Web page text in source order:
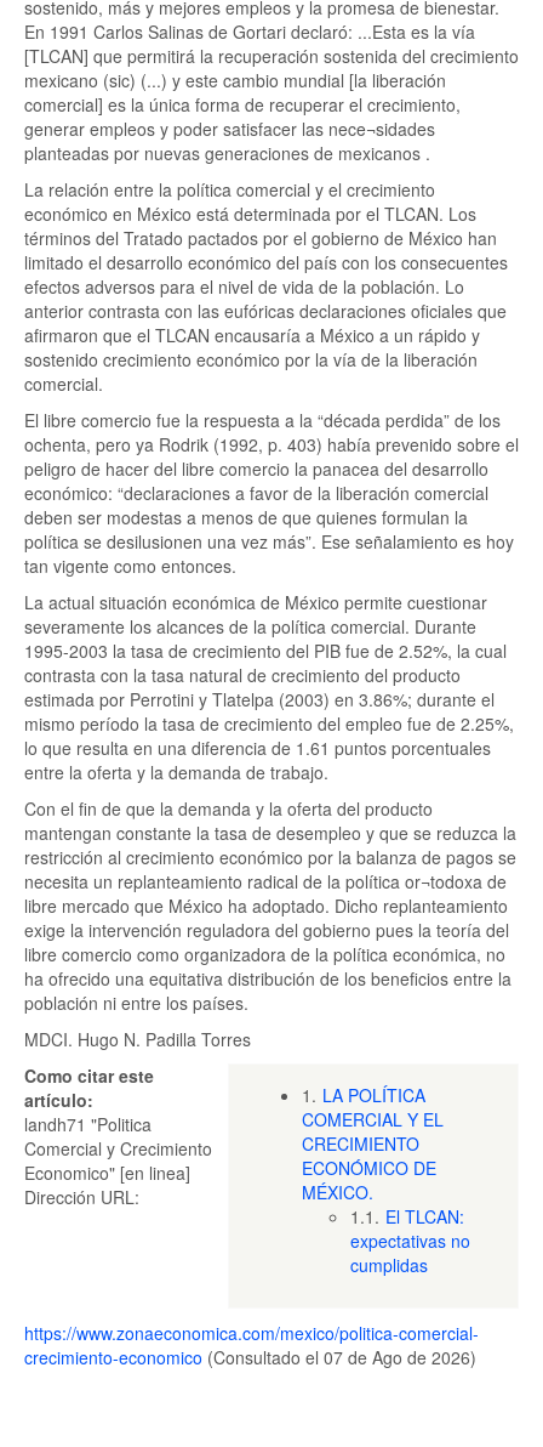
sostenido, más y mejores empleos y la promesa de bienestar.
En 1991 Carlos Salinas de Gortari declaró: ...Esta es la vía
[TLCAN] que permitirá la recuperación sostenida del crecimiento
mexicano (sic) (...) y este cambio mundial [la liberación
comercial] es la única forma de recuperar el crecimiento,
generar empleos y poder satisfacer las nece¬sidades
planteadas por nuevas generaciones de mexicanos .
La relación entre la política comercial y el crecimiento
económico en México está determinada por el TLCAN. Los
términos del Tratado pactados por el gobierno de México han
limitado el desarrollo económico del país con los consecuentes
efectos adversos para el nivel de vida de la población. Lo
anterior contrasta con las eufóricas declaraciones oficiales que
afirmaron que el TLCAN encausaría a México a un rápido y
sostenido crecimiento económico por la vía de la liberación
comercial.
El libre comercio fue la respuesta a la “década perdida” de los
ochenta, pero ya Rodrik (1992, p. 403) había prevenido sobre el
peligro de hacer del libre comercio la panacea del desarrollo
económico: “declaraciones a favor de la liberación comercial
deben ser modestas a menos de que quienes formulan la
política se desilusionen una vez más”. Ese señalamiento es hoy
tan vigente como entonces.
La actual situación económica de México permite cuestionar
severamente los alcances de la política comercial. Durante
1995-2003 la tasa de crecimiento del PIB fue de 2.52%, la cual
contrasta con la tasa natural de crecimiento del producto
estimada por Perrotini y Tlatelpa (2003) en 3.86%; durante el
mismo período la tasa de crecimiento del empleo fue de 2.25%,
lo que resulta en una diferencia de 1.61 puntos porcentuales
entre la oferta y la demanda de trabajo.
Con el fin de que la demanda y la oferta del producto
mantengan constante la tasa de desempleo y que se reduzca la
restricción al crecimiento económico por la balanza de pagos se
necesita un replanteamiento radical de la política or¬todoxa de
libre mercado que México ha adoptado. Dicho replanteamiento
exige la intervención reguladora del gobierno pues la teoría del
libre comercio como organizadora de la política económica, no
ha ofrecido una equitativa distribución de los beneficios entre la
población ni entre los países.
MDCI. Hugo N. Padilla Torres
1. LA POLÍTICA
COMERCIAL Y EL
CRECIMIENTO
ECONÓMICO DE
MÉXICO.
1.1. El TLCAN:
expectativas no
cumplidas
Como citar este
artículo:
landh71 "Politica
Comercial y Crecimiento
Economico" [en linea]
Dirección URL:
https://www.zonaeconomica.com/mexico/politica-comercial-
crecimiento-economico (Consultado el 07 de Ago de 2026)